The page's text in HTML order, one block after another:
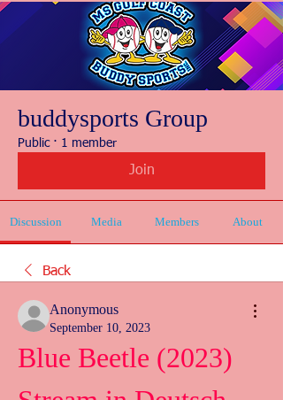
buddysports Group
Public · 1 member
Join
Discussion Media Members About
Back
Anonymous
September 10, 2023
Blue Beetle (2023)